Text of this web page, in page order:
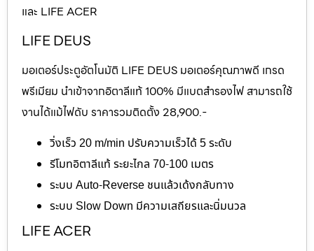
และ LIFE ACER
LIFE DEUS
มอเตอร์ประตูอัตโนมัติ LIFE DEUS มอเตอร์คุณภาพดี เกรด
พรีเมียม นำเข้าจากอิตาลีแท้ 100% มีแบตสำรองไฟ สามารถใช้
งานได้แม้ไฟดับ ราคารวมติดตั้ง 28,900.-
วิ่งเร็ว 20 m/min ปรับความเร็วได้ 5 ระดับ
รีโมทอิตาลีแท้ ระยะไกล 70-100 เมตร
ระบบ Auto-Reverse ชนแล้วเด้งกลับทาง
ระบบ Slow Down มีความเสถียรและนิ่มนวล
LIFE ACER